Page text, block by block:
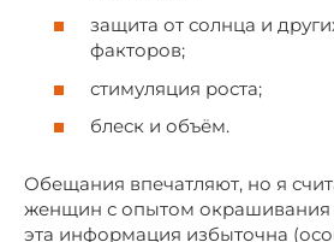
защита от солнца и
факторов;
стимуляция роста;
блеск и объём.
Обещания впечатляют, но я
женщин с опытом окрашивания
эта информация избыточна